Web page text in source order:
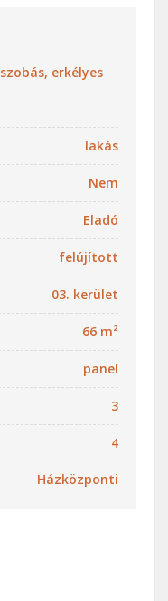
erkélyes
lakás
Nem
Eladó
felújított
03. kerület
66 m²
panel
3
4
Házközponti